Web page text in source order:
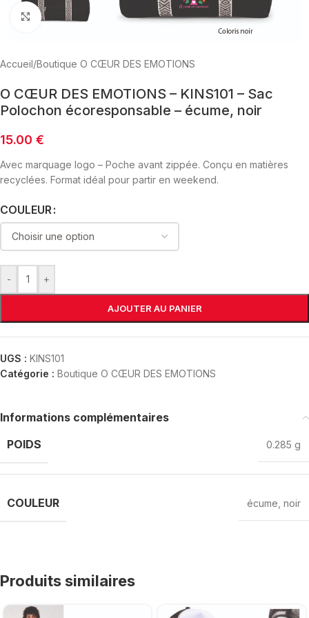
Click to enlarge
Accueil/Boutique O CŒUR DES EMOTIONS
O CŒUR DES EMOTIONS – KINS101 – Sac
Polochon écoresponsable – écume, noir
15.00 €
Avec marquage logo – Poche avant zippée. Conçu en matières
recyclées. Format idéal pour partir en weekend.
COULEUR
- +
AJOUTER AU PANIER
UGS : KINS101
Catégorie : Boutique O CŒUR DES EMOTIONS
Informations complémentaires
POIDS
0.285 g
COULEUR écume noir
Produits similaires